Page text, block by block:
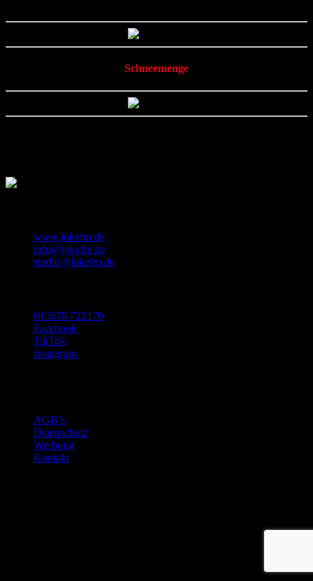
Schneemenge
www.jokefm.de
info@jokefm.de
studio@jokefm.de
015678 722170
Facebook
TikTok
Instagram
AGB’s
Datenschutz
Werbung
Kontakt